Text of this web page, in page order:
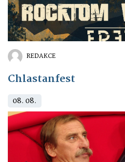
REDAKCE
Chlastanfest
08. 08.